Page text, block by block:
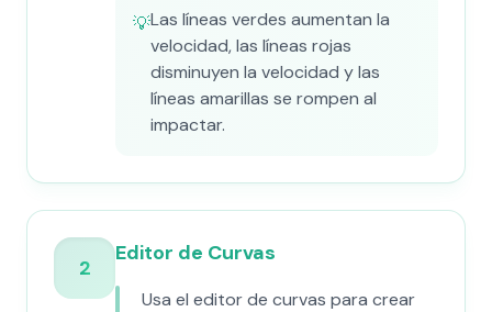
💡Las líneas verdes aumentan la
velocidad, las líneas rojas
disminuyen la velocidad y las
líneas amarillas se rompen al
impactar.
2
Editor de Curvas
Usa el editor de curvas para crear